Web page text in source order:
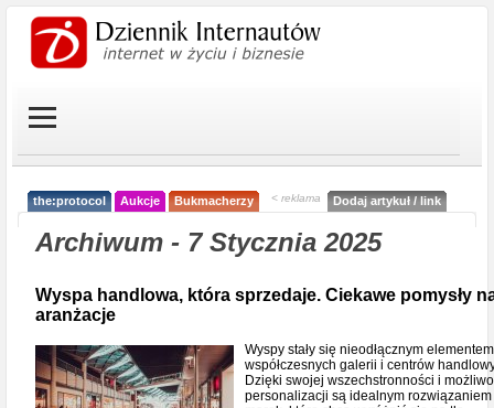
the:protocol Aukcje Bukmacherzy < reklama Dodaj artykuł / link
Archiwum - 7 Stycznia 2025
Wyspa handlowa, która sprzedaje. Ciekawe pomysły
aranżacje
Wyspy stały się nieodłącznym elementem
współczesnych galerii i centrów
Dzięki swojej wszechstronności i
personalizacji są idealnym